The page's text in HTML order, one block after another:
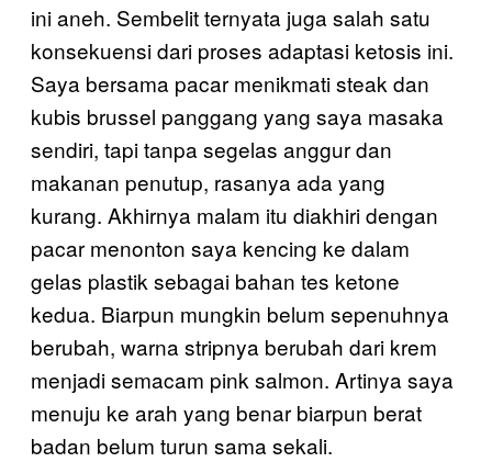
ini aneh. Sembelit ternyata juga salah satu
konsekuensi dari proses adaptasi ketosis ini.
Saya bersama pacar menikmati steak dan
kubis brussel panggang yang saya masaka
sendiri, tapi tanpa segelas anggur dan
makanan penutup, rasanya ada yang
kurang. Akhirnya malam itu diakhiri dengan
pacar menonton saya kencing ke dalam
gelas plastik sebagai bahan tes ketone
kedua. Biarpun mungkin belum sepenuhnya
berubah, warna stripnya berubah dari krem
menjadi semacam pink salmon. Artinya saya
menuju ke arah yang benar biarpun berat
badan belum turun sama sekali.